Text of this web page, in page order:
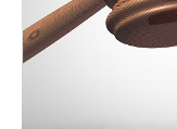
ケガの治療
症状固定